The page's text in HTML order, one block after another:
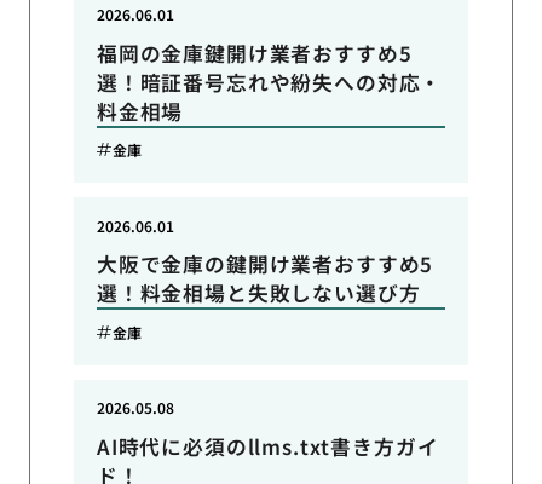
福岡の金庫鍵開け業者おすすめ5
選！暗証番号忘れや紛失への対応・
料金相場
2026.06.01
金庫
大阪で金庫の鍵開け業者おすすめ5
選！料金相場と失敗しない選び方
2026.06.01
金庫
AI時代に必須のllms.txt書き方ガイ
ド！
2026.05.08